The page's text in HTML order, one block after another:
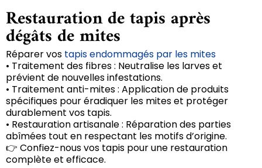
Restauration de tapis après
dégâts de mites
Réparer vos tapis endommagés par les mites
• Traitement des fibres : Neutralise les larves et
prévient de nouvelles infestations.
• Traitement anti-mites : Application de produits
spécifiques pour éradiquer les mites et protéger
durablement vos tapis.
• Restauration artisanale : Réparation des parties
abîmées tout en respectant les motifs d’origine.
👉 Confiez-nous vos tapis pour une restauration
complète et efficace.